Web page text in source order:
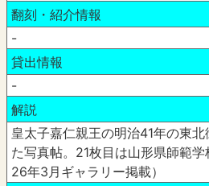
翻刻・紹介情報
-
貸出情報
-
解説
皇太子嘉仁親王の明治41年の東
た写真帖。21枚目は山形県師範
26年3月ギャラリー掲載）